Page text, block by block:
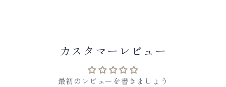
カスタマーレビュー
最初のレビューを書きましょう